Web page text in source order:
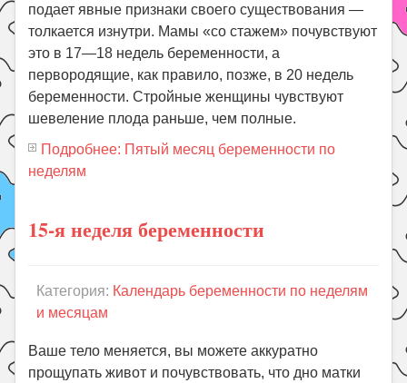
подает явные признаки своего существования —
толкается изнутри. Мамы «со стажем» почувствуют
это в 17—18 недель беременности, а
первородящие, как правило, позже, в 20 недель
беременности. Стройные женщины чувствуют
шевеление плода раньше, чем полные.
Подробнее: Пятый месяц беременности по
неделям
15-я неделя беременности
Категория: Календарь беременности по неделям
и месяцам
Ваше тело меняется, вы можете аккуратно
прощупать живот и почувствовать, что дно матки